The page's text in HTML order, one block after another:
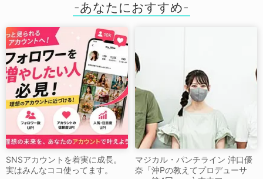
SNSアカウントを着実に成長。
実はみんなココ使ってます。
マジカル・パンチライン 沖口優
奈「沖Pの教えてプロデューサ